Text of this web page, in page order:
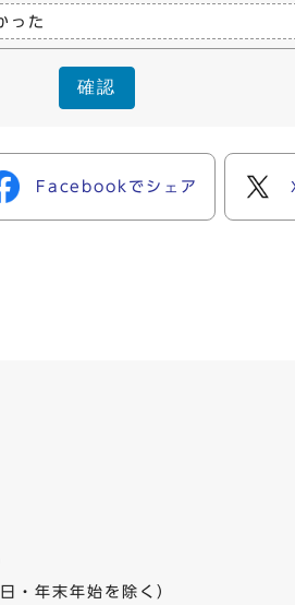
った
確認
Facebookでシェア
年末年始を除く）